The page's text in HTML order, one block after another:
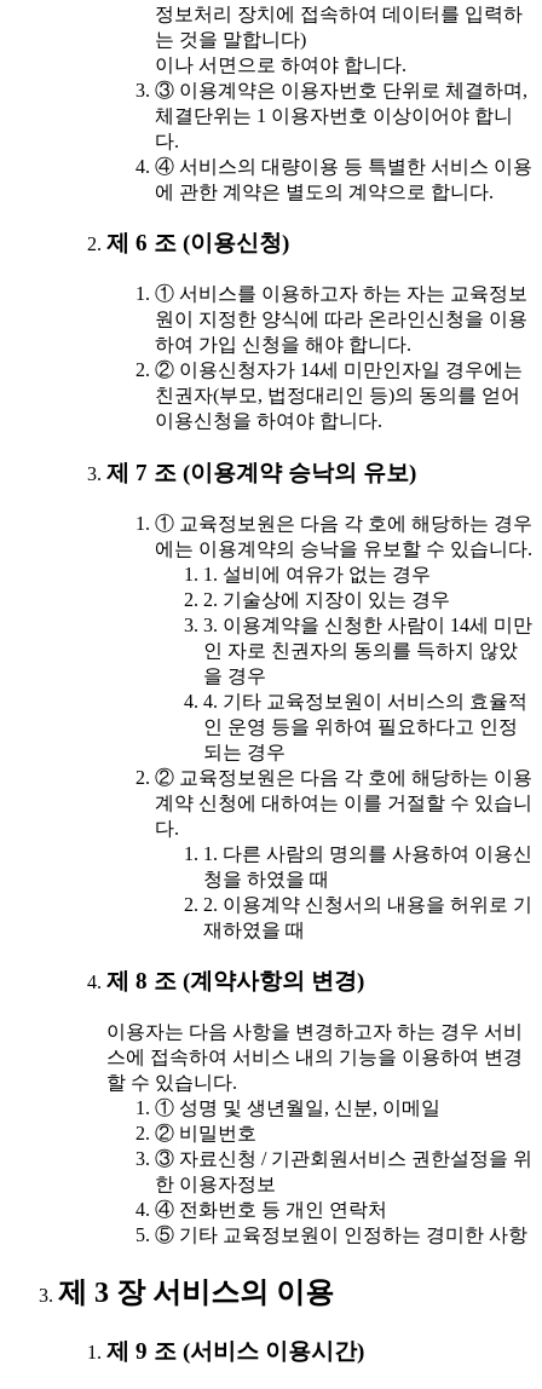
정보처리 장치에 접속하여 데이터를 입력하
는 것을 말합니다)
이나 서면으로 하여야 합니다.
③ 이용계약은 이용자번호 단위로 체결하며,
체결단위는 1 이용자번호 이상이어야 합니
다.
④ 서비스의 대량이용 등 특별한 서비스 이용
에 관한 계약은 별도의 계약으로 합니다.
제 6 조 (이용신청)
① 서비스를 이용하고자 하는 자는 교육정보
원이 지정한 양식에 따라 온라인신청을 이용
하여 가입 신청을 해야 합니다.
② 이용신청자가 14세 미만인자일 경우에는
친권자(부모, 법정대리인 등)의 동의를 얻어
이용신청을 하여야 합니다.
제 7 조 (이용계약 승낙의 유보)
① 교육정보원은 다음 각 호에 해당하는 경우
에는 이용계약의 승낙을 유보할 수 있습니다.
1. 설비에 여유가 없는 경우
2. 기술상에 지장이 있는 경우
3. 이용계약을 신청한 사람이 14세 미만
인 자로 친권자의 동의를 득하지 않았
을 경우
4. 기타 교육정보원이 서비스의 효율적
인 운영 등을 위하여 필요하다고 인정
되는 경우
② 교육정보원은 다음 각 호에 해당하는 이용
계약 신청에 대하여는 이를 거절할 수 있습니
다.
1. 다른 사람의 명의를 사용하여 이용신
청을 하였을 때
2. 이용계약 신청서의 내용을 허위로 기
재하였을 때
제 8 조 (계약사항의 변경)
이용자는 다음 사항을 변경하고자 하는 경우 서비
스에 접속하여 서비스 내의 기능을 이용하여 변경
할 수 있습니다.
① 성명 및 생년월일, 신분, 이메일
② 비밀번호
③ 자료신청 / 기관회원서비스 권한설정을 위
한 이용자정보
④ 전화번호 등 개인 연락처
⑤ 기타 교육정보원이 인정하는 경미한 사항
제 3 장 서비스의 이용
제 9 조 (서비스 이용시간)